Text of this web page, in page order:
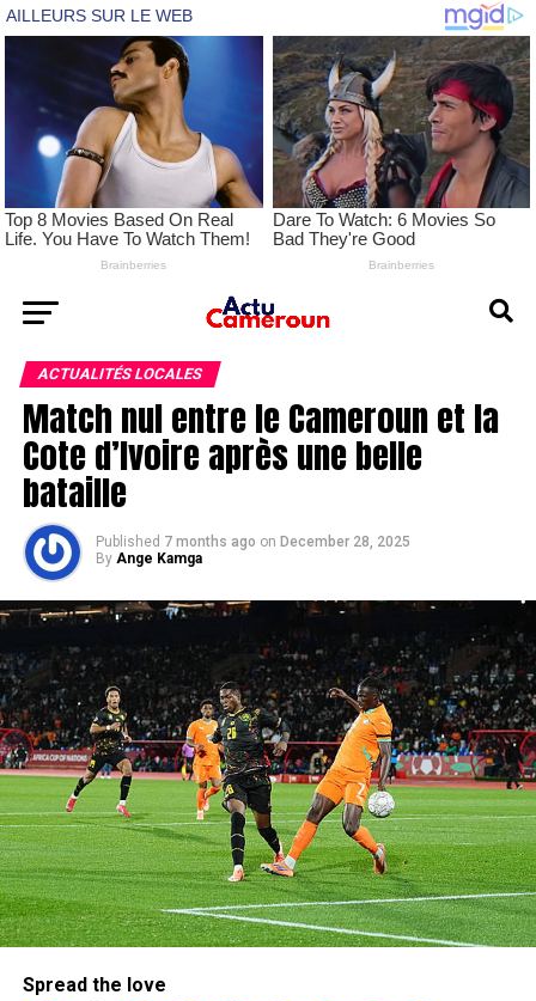
ACTUALITÉS LOCALES
Match nul entre le Cameroun et la
Cote d’Ivoire après une belle
bataille
Published 7 months ago on December 28, 2025
By Ange Kamga
Spread the love